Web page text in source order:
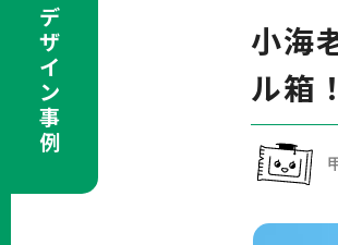
デ
ザ
イ
ン
事
例
小海
ル箱！